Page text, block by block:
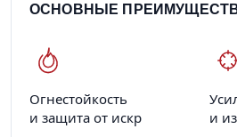
ОСНОВНЫЕ
Огнестойкость
и защита от искр
и